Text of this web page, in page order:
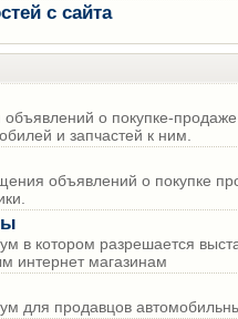
с сайта
о покупке-продаже
и запчастей к ним.
объявлений о покупке
в котором разрешается
интернет магазинам
для продавцов